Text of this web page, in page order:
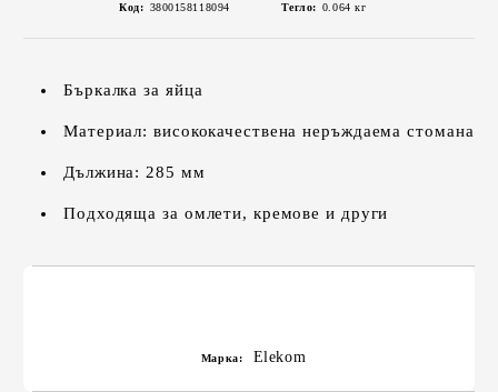
Код: 3800158118094 Тегло: 0.064 кг
Бъркалка за яйца
Материал: висококачествена неръждаема стомана
Дължина: 285 мм
Подходяща за омлети, кремове и други
Марка: Elekom